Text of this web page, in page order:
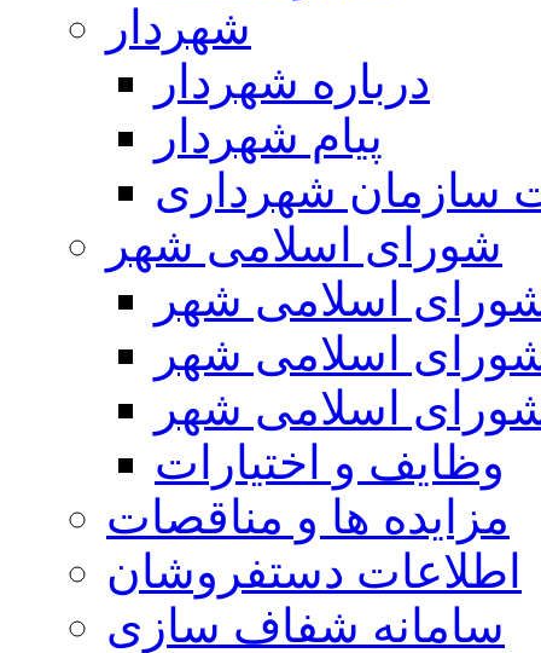
شهردار
درباره شهردار
پیام شهردار
سازمان شهرداری
شورای اسلامی شهر
اسلامی شهر
اسلامی شهر
اسلامی شهر
وظایف و اختیارات
مزایده ها و مناقصات
اطلاعات دستفروشان
سامانه شفاف سازی